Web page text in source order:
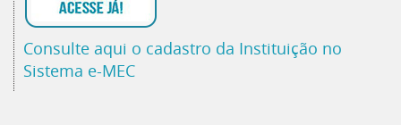
Consulte aqui o cadastro da Instituição no
Sistema e-MEC